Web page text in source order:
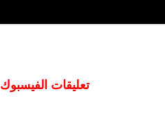
تعليقات الفيسبوك